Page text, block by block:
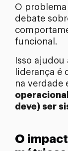
O
debate
funcional.
Isso
liderança é
na verdade
deve) ser
O